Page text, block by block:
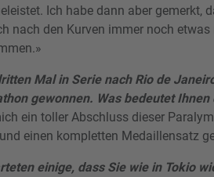
Ich habe dann aber gemerkt,
nach den Kurven immer noch
Mal in Serie nach Rio de
gewonnen. Was bedeutet Ihnen
ein toller Abschluss dieser
einen kompletten Medaillensatz
einige, dass Sie wie in Tokio